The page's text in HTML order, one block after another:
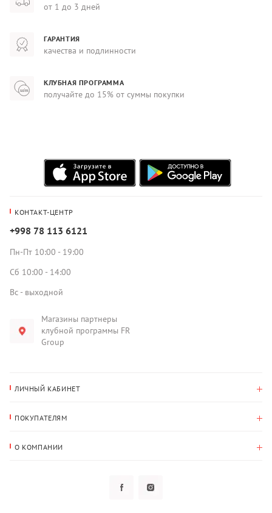
от 1 до 3 дней
ГАРАНТИЯ
качества и подлинности
КЛУБНАЯ ПРОГРАММА
получайте до 15% от суммы покупки
КОНТАКТ-ЦЕНТР
+998 78 113 6121
Пн-Пт 10:00 - 19:00
Сб 10:00 - 14:00
Вс - выходной
Магазины партнеры
клубной программы FR
Group
ЛИЧНЫЙ КАБИНЕТ
Адрес для доставки
ПОКУПАТЕЛЯМ
О КОМПАНИИ
Политика конфиденциальности